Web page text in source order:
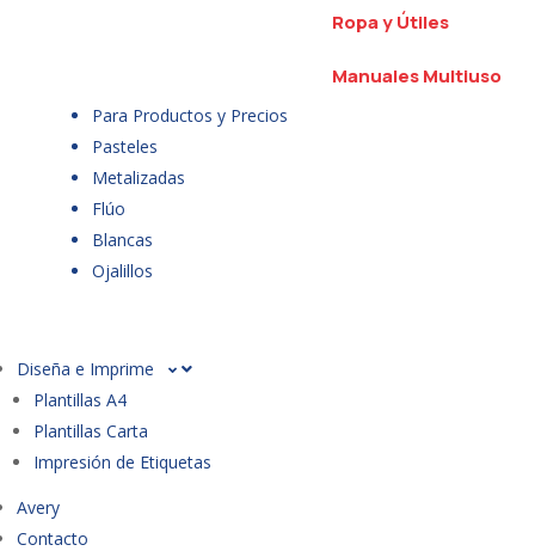
Ropa y Útiles
Manuales Multiuso
Para Productos y Precios
Pasteles
Metalizadas
Flúo
Blancas
Ojalillos
Diseña e Imprime
Plantillas A4
Plantillas Carta
Impresión de Etiquetas
Avery
Contacto